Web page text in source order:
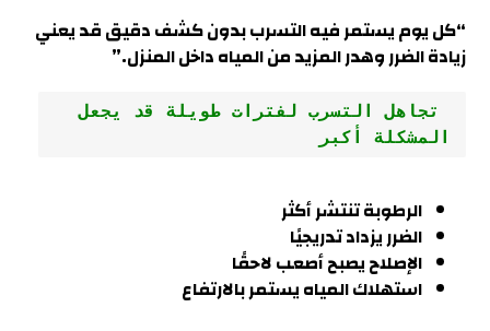
“كل يوم يستمر فيه التسرب بدون كشف دقيق قد يعني
زيادة الضرر وهدر المزيد من المياه داخل المنزل.”
تجاهل التسرب لفترات طويلة قد يجعل
المشكلة أكبر
الرطوبة تنتشر أكثر
الضرر يزداد تدريجيًا
الإصلاح يصبح أصعب لاحقًا
استهلاك المياه يستمر بالارتفاع